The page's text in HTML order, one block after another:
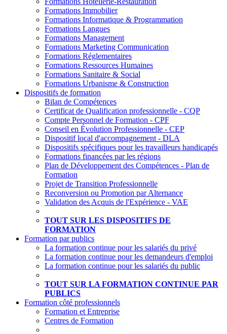
Formations Immobilier
Formations Informatique & Programmation
Formations Langues
Formations Management
Formations Marketing Communication
Formations Réglementaires
Formations Ressources Humaines
Formations Sanitaire & Social
Formations Urbanisme & Construction
Dispositifs de formation
Bilan de Compétences
Certificat de Qualification professionnelle - CQP
Compte Personnel de Formation - CPF
Conseil en Évolution Professionnelle - CEP
Dispositif local d'accompagnement - DLA
Dispositifs spécifiques pour les travailleurs handicapés
Formations financées par les régions
Plan de Développement des Compétences - Plan de
Formation
Projet de Transition Professionnelle
Reconversion ou Promotion par Alternance
Validation des Acquis de l'Expérience - VAE
TOUT SUR LES DISPOSITIFS DE
FORMATION
Formation par publics
La formation continue pour les salariés du privé
La formation continue pour les demandeurs d'emploi
La formation continue pour les salariés du public
TOUT SUR LA FORMATION CONTINUE PAR
PUBLICS
Formation côté professionnels
Formation et Entreprise
Centres de Formation